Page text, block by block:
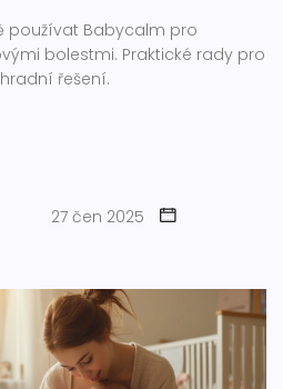
používat Babycalm pro
bolestmi. Praktické rady pro
řešení.
27 čen 2025